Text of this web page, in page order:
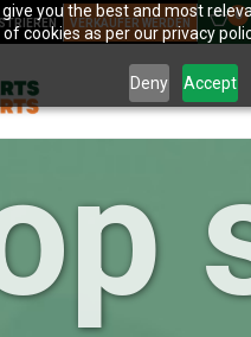
you the best and most
cookies as per our privacy
Deny Accept
VERKÄUFER WERDEN
0